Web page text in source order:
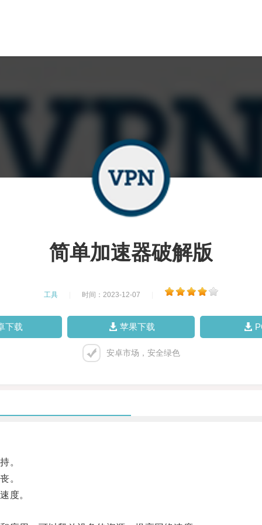
简单加速器破解版
工具 时间：2023-12-07
下载 苹果下载
安卓市场，安全绿色
。
。
度。